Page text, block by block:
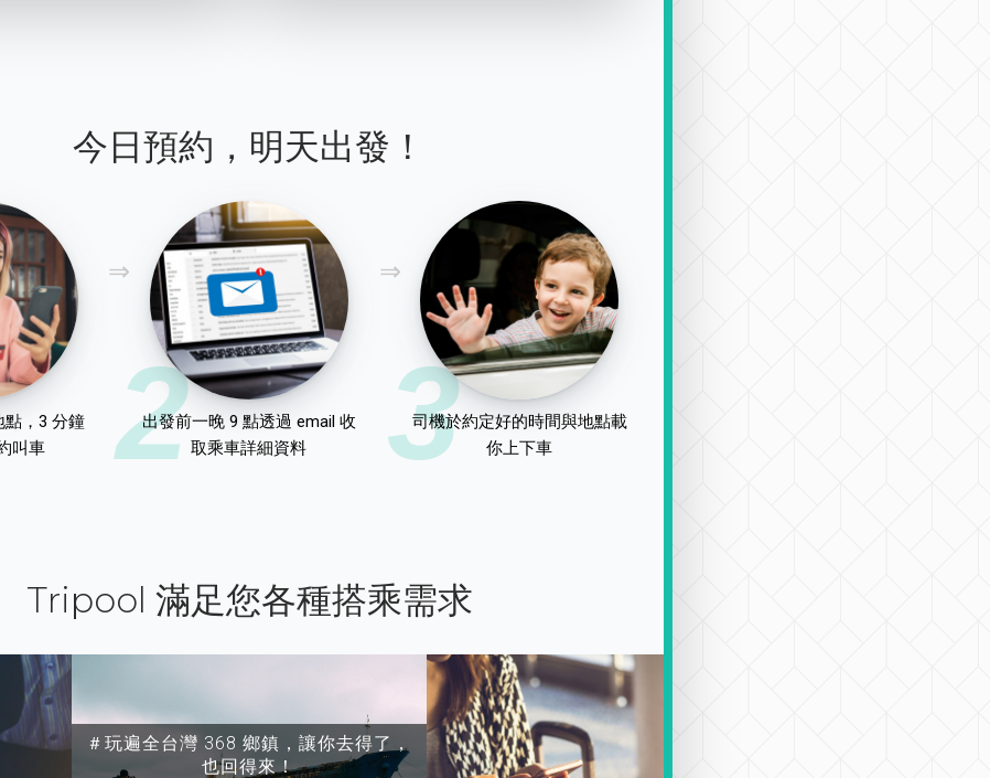
今日預約，明天出發！
點，3 分鐘
叫車
2
出發前一晚 9 點透過 email 收
取乘車詳細資料
3
司機於約定好的時間與地點載
你上下車
Tripool 滿足您各種搭乘需求
＃玩遍全台灣 368 鄉鎮，讓你去得了，
也回得來！